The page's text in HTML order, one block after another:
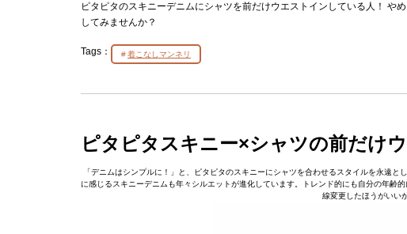
ピタピタのスキニーデニムにシャツを前だけウエストインしている人！ や
してみませんか？
Tags： 着こなしマンネリ
ピタピタスキニー×シャツの前だけ
「デニムはシンプルに！」と、ピタピタのスキニーにシャツを合わせるスタイルを永遠
に感じるスキニーデニムも年々シルエットが進化しています。トレンド的にも自分の年齢
線変更したほうがいい